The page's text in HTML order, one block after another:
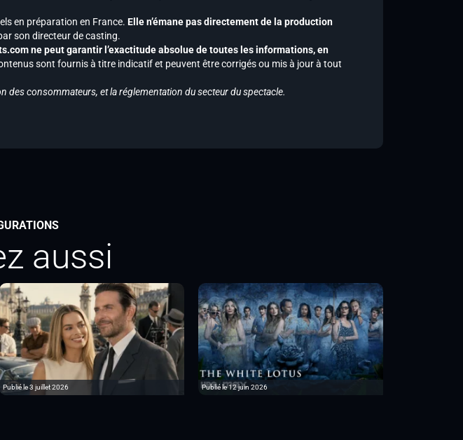
en préparation en France. Elle n’émane pas directement de la production
son directeur de casting.
ne peut garantir l’exactitude absolue de toutes les informations, en
sont fournis à titre indicatif et peuvent être corrigés ou mis à jour à tout
des consommateurs, et la réglementation du secteur du spectacle.
aussi
Publié le 3 juillet 2026 Publié le 12 juin 2026